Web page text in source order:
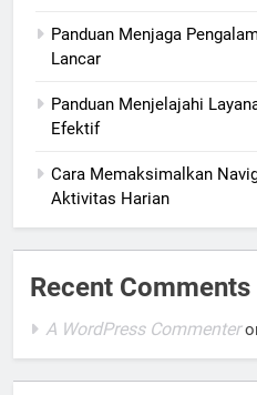
Panduan Menjaga
Lancar
Panduan Menjelajahi
Efektif
Cara Memaksimalkan
Aktivitas Harian
Recent Comments
A WordPress Commenter